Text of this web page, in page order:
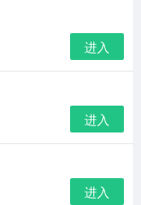
小球，时间结束
进入
进入
进入